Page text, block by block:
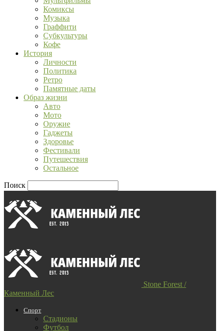
Комиксы
Музыка
Граффити
Субкультуры
Кофе
История
Личности
Политика
Ретро
Памятные даты
Образ жизни
Авто
Мото
Оружие
Гаджеты
Здоровье
Фестивали
Путешествия
Остальное
Поиск
Stone Forest /
Каменный Лес
Спорт
Стадионы
Футбол